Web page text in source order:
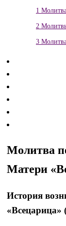
1
2
3
Молитва
Матери
История
«Всецарица»